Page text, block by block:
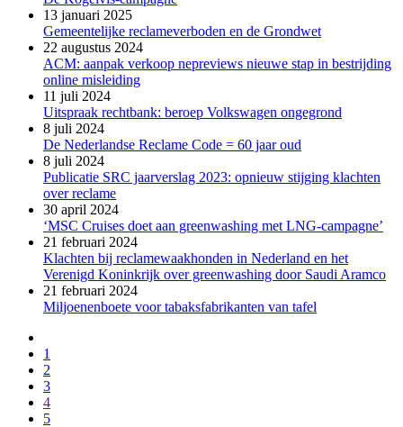
13 januari 2025
Gemeentelijke reclameverboden en de Grondwet
22 augustus 2024
ACM: aanpak verkoop nepreviews nieuwe stap in bestrijding
online misleiding
11 juli 2024
Uitspraak rechtbank: beroep Volkswagen ongegrond
8 juli 2024
De Nederlandse Reclame Code = 60 jaar oud
8 juli 2024
Publicatie SRC jaarverslag 2023: opnieuw stijging klachten
over reclame
30 april 2024
‘MSC Cruises doet aan greenwashing met LNG-campagne’
21 februari 2024
Klachten bij reclamewaakhonden in Nederland en het
Verenigd Koninkrijk over greenwashing door Saudi Aramco
21 februari 2024
Miljoenenboete voor tabaksfabrikanten van tafel
1
2
3
4
5